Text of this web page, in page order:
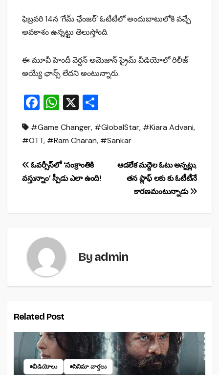
ఫిబ్రవరి 14న ‘గేమ్ ఛేంజర్’ ఓటీటీలో అందుబాటులోకి వచ్చే
అవకాశం ఉన్నట్టు తెలుస్తోంది.
ఈ మూవీ హిందీ వెర్షన్ అమెజాన్ ప్రైమ్ వీడియోలో రిలీజ్
అయ్యే ఛాన్స్ లేదని అంటున్నారు.
F
c
e
b
o
k
W
at
s
A
p
X
ar
e
#Game Changer, #GlobalStar, #Kiara Advani,
#OTT, #Ram Charan, #Sankar
Post
navigation
ఆడలేక మద్దెల ఓటు అన్నట్లు,
తన ప్లాఫ్ లకు కు ఓటీటీనే
కారణమంటున్నాడు
ఓవర్సీస్‌లో ‘సంక్రాంతికి
వస్తున్నాం’ స్పీడు ఎలా ఉంది!
Byadmin
Related Post
వీడియోలు సినిమా వార్తలు